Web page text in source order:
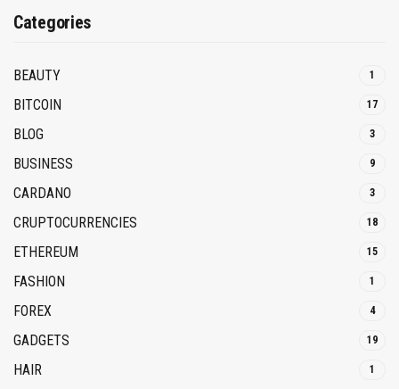
Categories
BEAUTY 1
BITCOIN 17
BLOG 3
BUSINESS 9
CARDANO 3
CRUPTOCURRENCIES 18
ETHEREUM 15
FASHION 1
FOREX 4
GADGETS 19
HAIR 1